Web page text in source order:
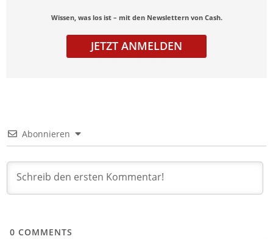
Wissen, was los ist – mit den Newslettern von Cash.
JETZT ANMELDEN
Abonnieren
0 COMMENTS